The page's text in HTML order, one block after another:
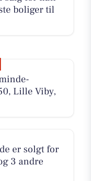
boliger til
Lille Viby,
er solgt for
3 andre